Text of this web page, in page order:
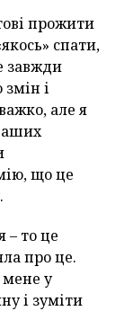
прожити
спати,
завжди
і
але я
що це
– то це
про це.
у
і зуміти